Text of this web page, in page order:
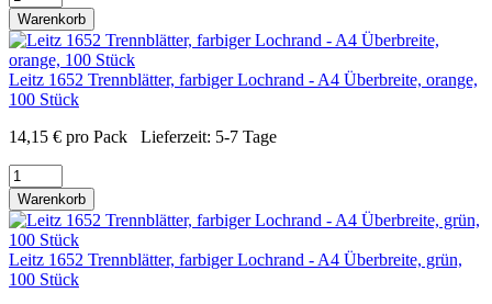
Warenkorb
Leitz 1652 Trennblätter, farbiger Lochrand - A4 Überbreite, orange,
100 Stück
14,15 € pro Pack Lieferzeit: 5-7 Tage
Warenkorb
Leitz 1652 Trennblätter, farbiger Lochrand - A4 Überbreite, grün,
100 Stück